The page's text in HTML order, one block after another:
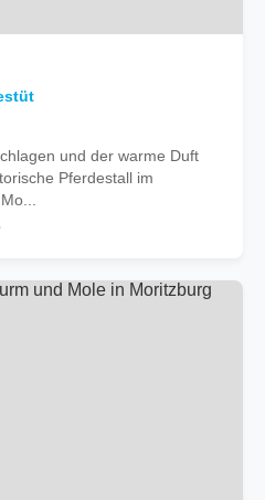
und der warme Duft
Pferdestall im